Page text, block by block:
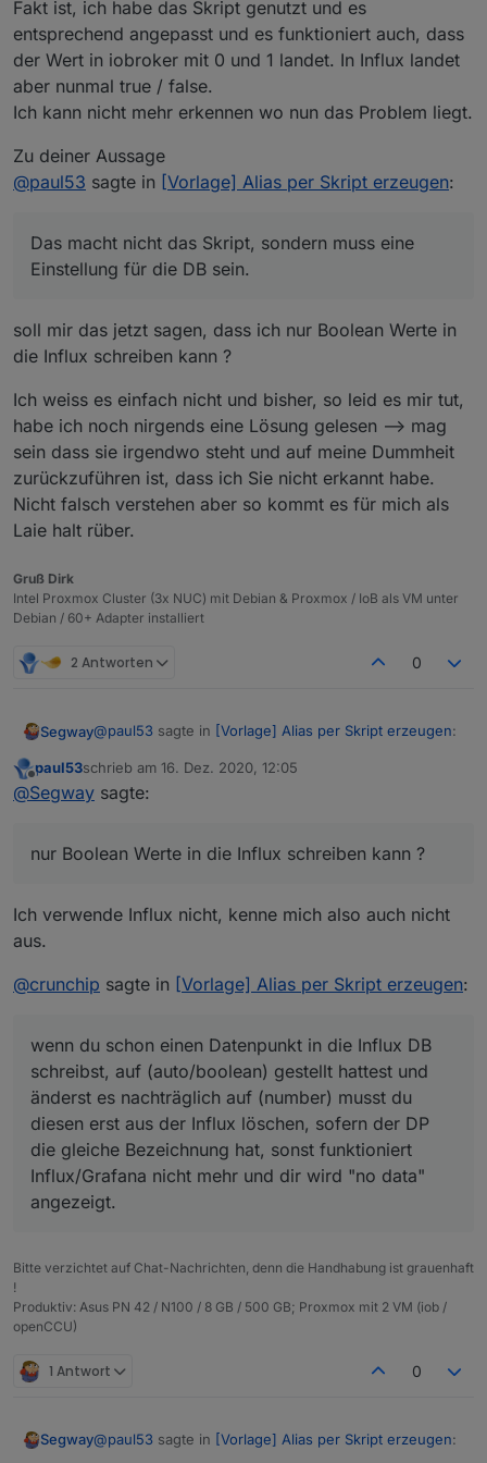
Fakt ist, ich habe das Skript genutzt und es
entsprechend angepasst und es funktioniert auch, dass
der Wert in iobroker mit 0 und 1 landet. In Influx landet
aber nunmal true / false.
Ich kann nicht mehr erkennen wo nun das Problem liegt.
Zu deiner Aussage
@paul53 sagte in [Vorlage] Alias per Skript erzeugen:
Das macht nicht das Skript, sondern muss eine
Einstellung für die DB sein.
soll mir das jetzt sagen, dass ich nur Boolean Werte in
die Influx schreiben kann ?
Ich weiss es einfach nicht und bisher, so leid es mir tut,
habe ich noch nirgends eine Lösung gelesen --> mag
sein dass sie irgendwo steht und auf meine Dummheit
zurückzuführen ist, dass ich Sie nicht erkannt habe.
Nicht falsch verstehen aber so kommt es für mich als
Laie halt rüber.
Gruß Dirk
Intel Proxmox Cluster (3x NUC) mit Debian & Proxmox / IoB als VM unter
Debian / 60+ Adapter installiert
2 Antworten 0
Segway@paul53 sagte in [Vorlage] Alias per Skript erzeugen:
@Segway
das Skript anscheinend den "storgaeType:
hat das schon als PR auf Github gepostet.
Der PR hat nichts mit Influx zu tun, sondern
betrifft iobroker.linux-control.
problem liegt. Ich blicke als Laie nunmal da nicht
entsprechend angepasst und es funktioniert auch,
Ich kann nicht mehr erkennen wo nun das Problem
liegt.
Das macht nicht das Skript, sondern muss eine
die Influx schreiben kann ?
mag sein dass sie irgendwo steht und auf meine
Dummheit zurückzuführen ist, dass ich Sie nicht
erkannt habe.
Nicht falsch verstehen aber so kommt es für mich als
Laie halt rüber.
Offline
paul53schrieb am 16. Dez. 2020, 12:05
zuletzt editiert von
@Segway sagte:
nur Boolean Werte in die Influx schreiben kann ?
Ich verwende Influx nicht, kenne mich also auch nicht
aus.
@crunchip sagte in [Vorlage] Alias per Skript erzeugen:
wenn du schon einen Datenpunkt in die Influx DB
schreibst, auf (auto/boolean) gestellt hattest und
änderst es nachträglich auf (number) musst du
diesen erst aus der Influx löschen, sofern der DP
die gleiche Bezeichnung hat, sonst funktioniert
Influx/Grafana nicht mehr und dir wird "no data"
angezeigt.
Bitte verzichtet auf Chat-Nachrichten, denn die Handhabung ist grauenhaft
!
Produktiv: Asus PN 42 / N100 / 8 GB / 500 GB; Proxmox mit 2 VM (iob /
openCCU)
1 Antwort 0
Segway@paul53 sagte in [Vorlage] Alias per Skript erzeugen: